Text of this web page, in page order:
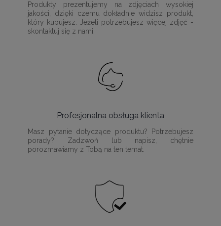
Produkty prezentujemy na zdjęciach wysokiej
jakości, dzięki czemu dokładnie widzisz produkt,
który kupujesz. Jeżeli potrzebujesz więcej zdjęć -
skontaktuj się z nami.
Profesjonalna obsługa klienta
Masz pytanie dotyczące produktu? Potrzebujesz
porady? Zadzwoń lub napisz, chętnie
porozmawiamy z Tobą na ten temat.